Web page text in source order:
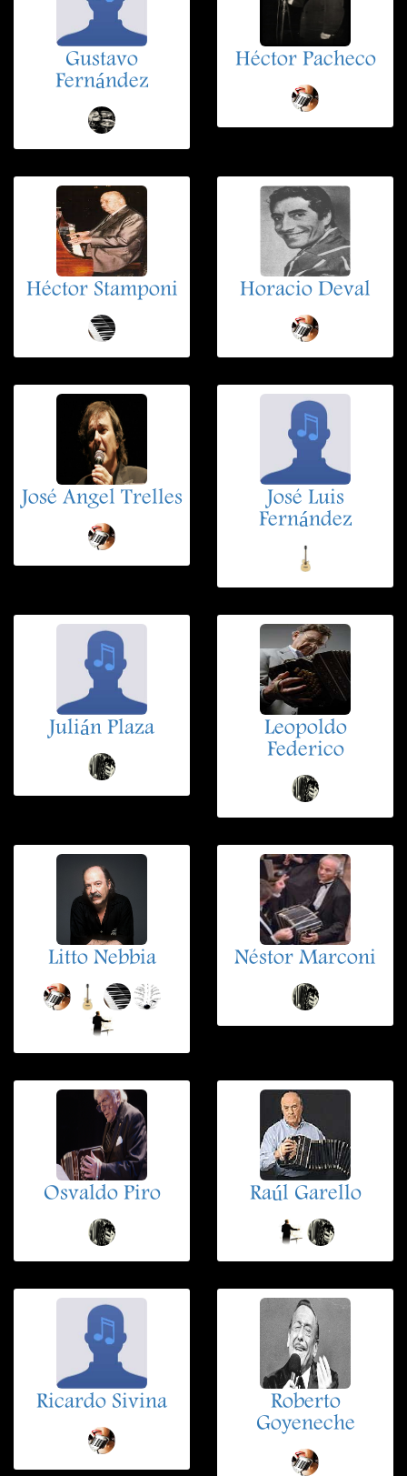
Gustavo
Fernández
Héctor Pacheco
Héctor Stamponi Horacio Deval
José Angel Trelles
José Luis
Fernández
Julián Plaza
Leopoldo
Federico
Litto Nebbia Néstor Marconi
Osvaldo Piro Raúl Garello
Ricardo Sivina
Roberto
Goyeneche